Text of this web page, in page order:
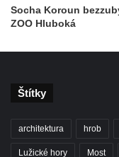
Socha svatého
Socha Koroun
ZOO Hluboká
Štítky
architektura hrob
Lužické hory Most